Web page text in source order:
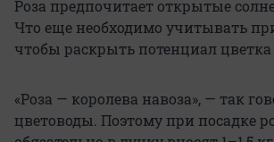
Роза предпочитает открытые
Что еще необходимо учитывать
чтобы раскрыть потенциал
«Роза — королева навоза», — так
цветоводы. Поэтому при посадке